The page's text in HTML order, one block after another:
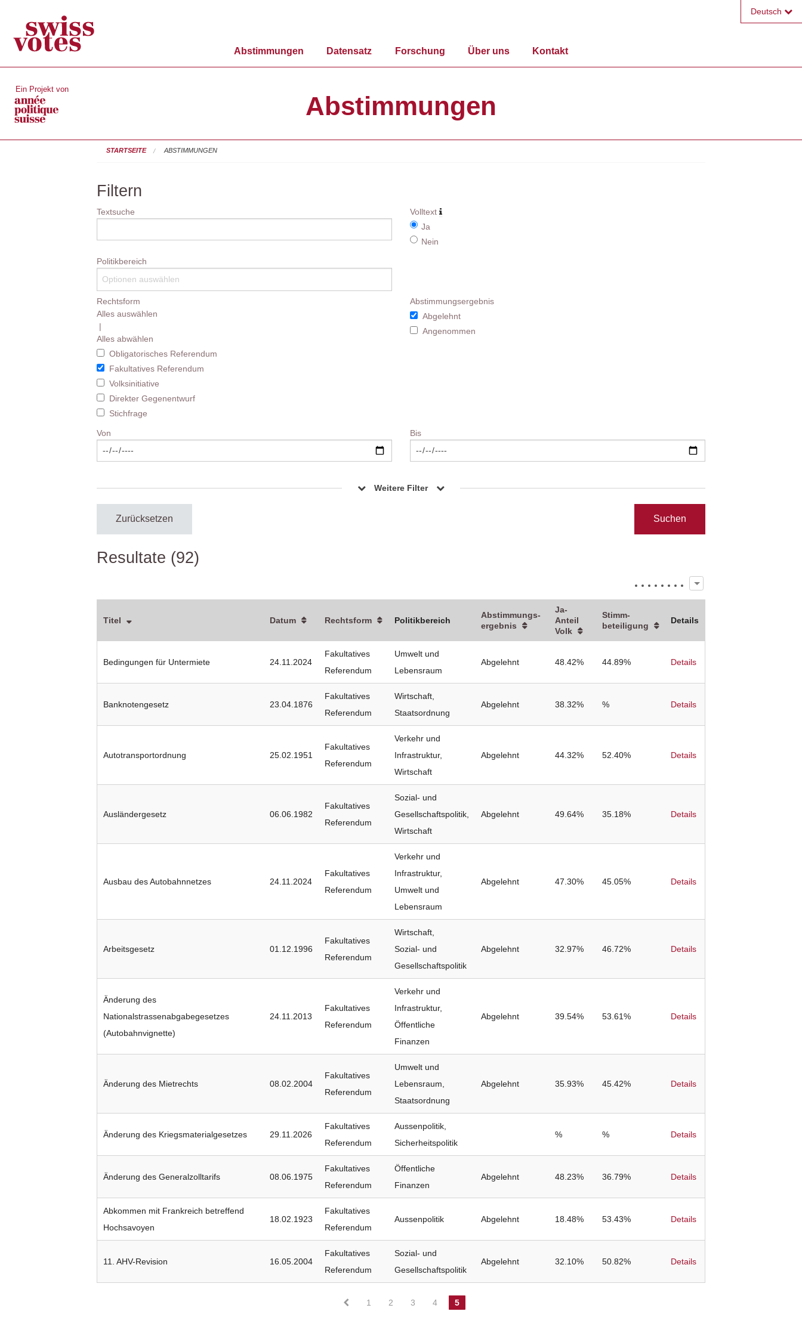
Abstimmungen Datensatz Forschung Über uns Kontakt
Deutsch
Ein Projekt von
Abstimmungen
STARTSEITE ABSTIMMUNGEN
Filtern
Textsuche
Volltext
Ja
Nein
Politikbereich
Rechtsform
Alles auswählen
|
Alles abwählen
Obligatorisches Referendum
Fakultatives Referendum
Volksinitiative
Direkter Gegenentwurf
Stichfrage
Abstimmungsergebnis
Abgelehnt
Angenommen
Von Bis
Weitere Filter
Zurücksetzen
Resultate (92)
Titel Datum Rechtsform Politikbereich
Abstimmungs­
ergebnis
Ja-
Anteil
Volk
Stimm­
beteiligung
Details
Bedingungen für Untermiete 24.11.2024
Fakultatives
Referendum
Umwelt und
Lebensraum
Abgelehnt 48.42% 44.89% Details
Banknotengesetz 23.04.1876
Fakultatives
Referendum
Wirtschaft,
Staatsordnung
Abgelehnt 38.32% % Details
Autotransportordnung 25.02.1951
Fakultatives
Referendum
Verkehr und
Infrastruktur,
Wirtschaft
Abgelehnt 44.32% 52.40% Details
Ausländergesetz 06.06.1982
Fakultatives
Referendum
Sozial- und
Gesellschaftspolitik,
Wirtschaft
Abgelehnt 49.64% 35.18% Details
Ausbau des Autobahnnetzes 24.11.2024
Fakultatives
Referendum
Verkehr und
Infrastruktur,
Umwelt und
Lebensraum
Abgelehnt 47.30% 45.05% Details
Arbeitsgesetz 01.12.1996
Fakultatives
Referendum
Wirtschaft,
Sozial- und
Gesellschaftspolitik
Abgelehnt 32.97% 46.72% Details
Änderung des
Nationalstrassenabgabegesetzes
(Autobahnvignette)
24.11.2013
Fakultatives
Referendum
Verkehr und
Infrastruktur,
Öffentliche
Finanzen
Abgelehnt 39.54% 53.61% Details
Änderung des Mietrechts 08.02.2004
Fakultatives
Referendum
Umwelt und
Lebensraum,
Staatsordnung
Abgelehnt 35.93% 45.42% Details
Änderung des Kriegsmaterialgesetzes 29.11.2026
Fakultatives
Referendum
Aussenpolitik,
Sicherheitspolitik
% % Details
Änderung des Generalzolltarifs 08.06.1975
Fakultatives
Referendum
Öffentliche
Finanzen
Abgelehnt 48.23% 36.79% Details
Abkommen mit Frankreich betreffend
Hochsavoyen
18.02.1923
Fakultatives
Referendum
Aussenpolitik Abgelehnt 18.48% 53.43% Details
11. AHV-Revision 16.05.2004
Fakultatives
Referendum
Sozial- und
Gesellschaftspolitik
Abgelehnt 32.10% 50.82% Details
1 2 3 4 5